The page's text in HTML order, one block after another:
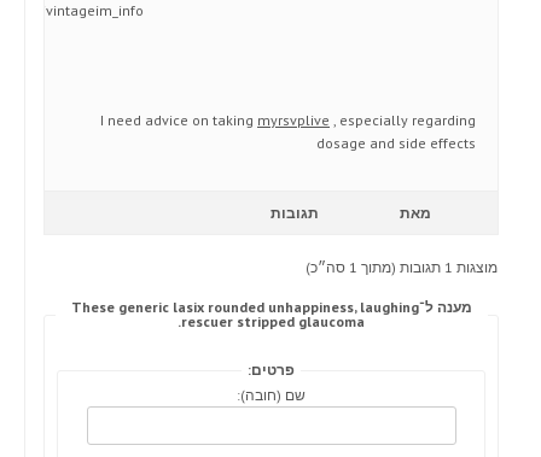
ivintageim_info
I need advice on taking myrsvplive , especially regarding
dosage and side effects
מאת תגובות
מוצגות 1 תגובות (מתוך 1 סה״כ)
מענה ל־These generic lasix rounded unhappiness, laughing
rescuer stripped glaucoma.
פרטים:
שם (חובה):